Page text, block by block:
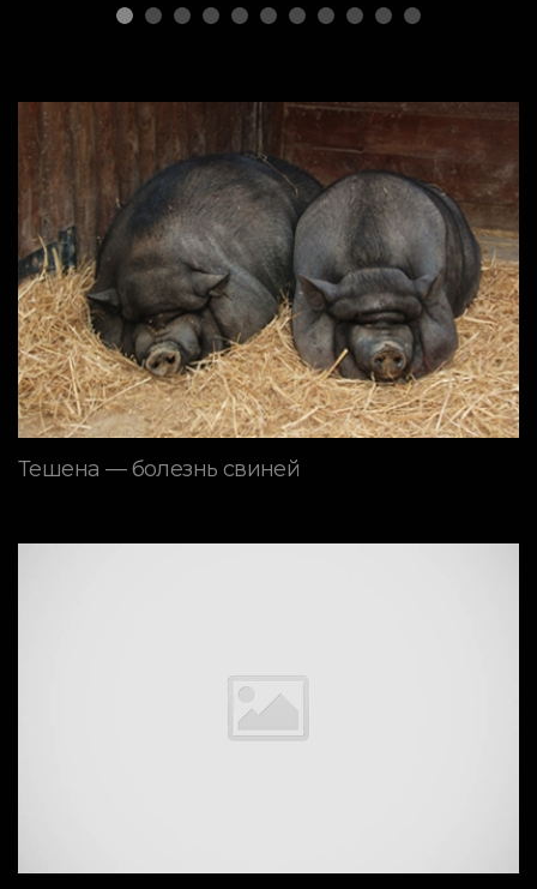
Тешена — болезнь свиней